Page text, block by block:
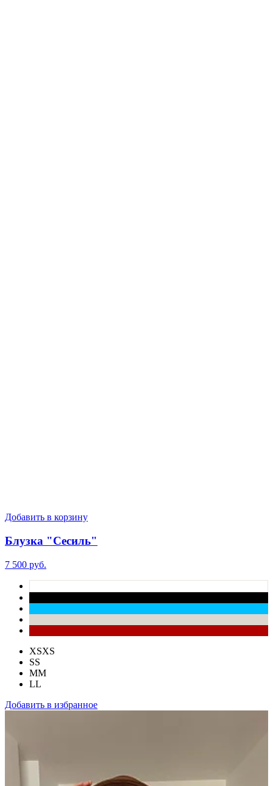
Добавить в корзину
Блузка "Сесиль"
7 500 руб.
XSXS
SS
MM
LL
Добавить в избранное